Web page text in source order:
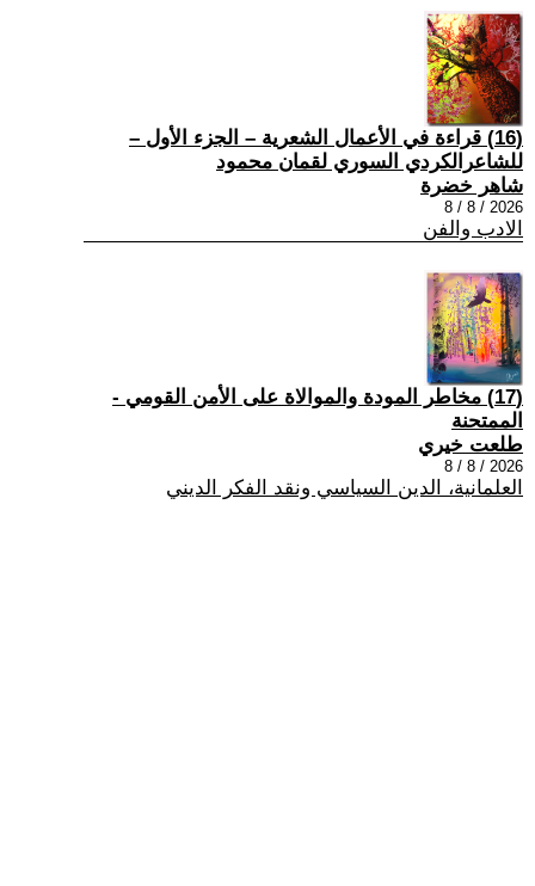
(16) قراءة في الأعمال الشعرية – الجزء الأول –
للشاعرالكردي السوري لقمان محمود
شاهر خضرة
2026 / 8 / 8
الادب والفن
(17) مخاطر المودة والموالاة على الأمن القومي -
الممتحنة
طلعت خيري
2026 / 8 / 8
العلمانية، الدين السياسي ونقد الفكر الديني